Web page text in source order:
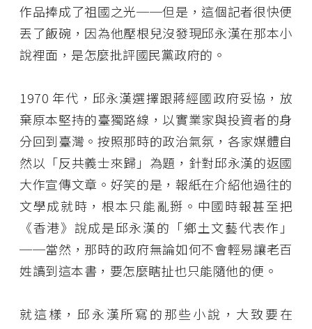
作品捧成了祖國之光──但是，這個記者很快便
丟了飯碗，因為他壓根兒沒發現邱永漢在那本小
說裡面，是怎麼批評國民黨政府的。
1970 年代，邱永漢選擇跟蔣經國政府妥協，放
棄原本堅持的臺獨路線，以實業家與投資者的身
分回到臺灣。按照那時的政治氣氛，各家媒體自
然以「反共義士來歸」為題，針對邱永漢的返國
大作宣傳文章。好笑的是，報紙在介紹他過往的
文學成就時，根本只能亂掰。中國時報甚至把
《香港》說成是邱永漢的「鄉土文藝代表作」
──當然，那時的政府無論如何不會輕易讓老百
姓讀到這本書，要怎麼瞎扯也只能隨他的便。
就這樣，邱永漢所寫的那些小說，大致要在